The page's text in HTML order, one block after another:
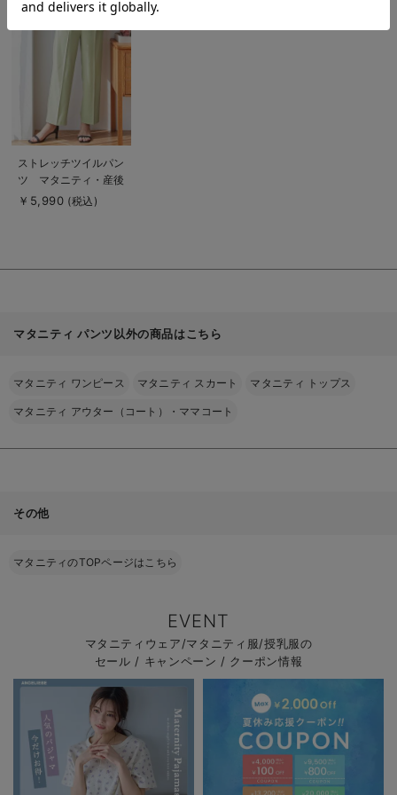
詳
商
品
詳
を
ストレッチツイルパン
ツ マタニティ・産後
【出産後も長く使え
￥5,990 (税込)
マタニティ パンツ以外の商品はこちら
マタニティ ワンピース マタニティ スカート マタニティ トップス
マタニティ アウター（コート）・ママコート
その他
マタニティのTOPページはこちら
EVENT
マタニティウェア/マタニティ服/授乳服の
セール / キャンペーン / クーポン情報